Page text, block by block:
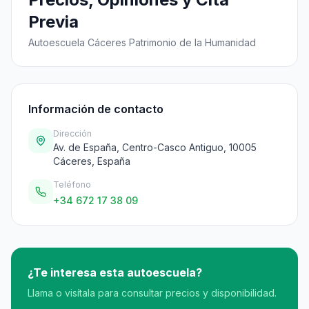
Previa
Autoescuela Cáceres Patrimonio de la Humanidad
Información de contacto
Dirección
Av. de España, Centro-Casco Antiguo, 10005
Cáceres, España
Teléfono
+34 672 17 38 09
¿Te interesa esta autoescuela?
Llama o visítala para consultar precios y disponibilidad.